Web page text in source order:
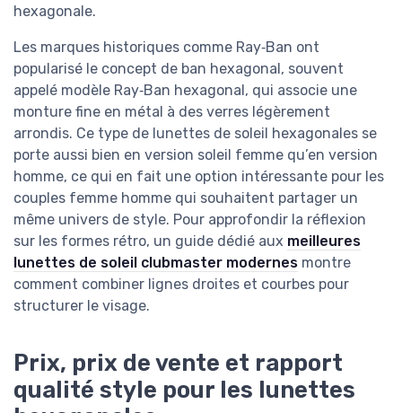
hexagonale.
Les marques historiques comme Ray‑Ban ont
popularisé le concept de ban hexagonal, souvent
appelé modèle Ray‑Ban hexagonal, qui associe une
monture fine en métal à des verres légèrement
arrondis. Ce type de lunettes de soleil hexagonales se
porte aussi bien en version soleil femme qu’en version
homme, ce qui en fait une option intéressante pour les
couples femme homme qui souhaitent partager un
même univers de style. Pour approfondir la réflexion
sur les formes rétro, un guide dédié aux meilleures
lunettes de soleil clubmaster modernes montre
comment combiner lignes droites et courbes pour
structurer le visage.
Prix, prix de vente et rapport
qualité style pour les lunettes